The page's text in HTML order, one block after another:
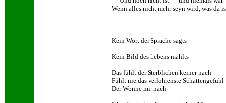
Wenn alles nicht mehr seyn wird, was da
— — — — — — — — — — — —
— — — — — — — — — — — —
— — — — — — — — — — — —
Kein Wort der Sprache sagts —
— — — — — — — — — — — —
Kein Bild des Lebens mahlts
— — — — — — — — — — — —
Das fühlt der Sterblichen keiner nach
Fühlt nie das verlohrenste Schattengefühl
Der Wonne mir nach — — —
— — — — — — — — — — — —